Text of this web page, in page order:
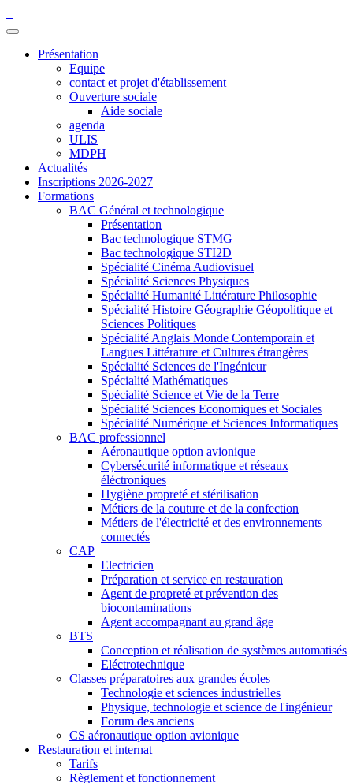
Présentation
Equipe
contact et projet d'établissement
Ouverture sociale
Aide sociale
agenda
ULIS
MDPH
Actualités
Inscriptions 2026-2027
Formations
BAC Général et technologique
Présentation
Bac technologique STMG
Bac technologique STI2D
Spécialité Cinéma Audiovisuel
Spécialité Sciences Physiques
Spécialité Humanité Littérature Philosophie
Spécialité Histoire Géographie Géopolitique et
Sciences Politiques
Spécialité Anglais Monde Contemporain et
Langues Littérature et Cultures étrangères
Spécialité Sciences de l'Ingénieur
Spécialité Mathématiques
Spécialité Science et Vie de la Terre
Spécialité Sciences Economiques et Sociales
Spécialité Numérique et Sciences Informatiques
BAC professionnel
Aéronautique option avionique
Cybersécurité informatique et réseaux
éléctroniques
Hygiène propreté et stérilisation
Métiers de la couture et de la confection
Métiers de l'électricité et des environnements
connectés
CAP
Electricien
Préparation et service en restauration
Agent de propreté et prévention des
biocontaminations
Agent accompagnant au grand âge
BTS
Conception et réalisation de systèmes automatisés
Eléctrotechnique
Classes préparatoires aux grandes écoles
Technologie et sciences industrielles
Physique, technologie et science de l'ingénieur
Forum des anciens
CS aéronautique option avionique
Restauration et internat
Tarifs
Règlement et fonctionnement